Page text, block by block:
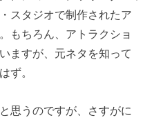
スタジオで制作されたア
もちろん、アトラクショ
ますが、元ネタを知って
ず。
思うのですが、さすがに